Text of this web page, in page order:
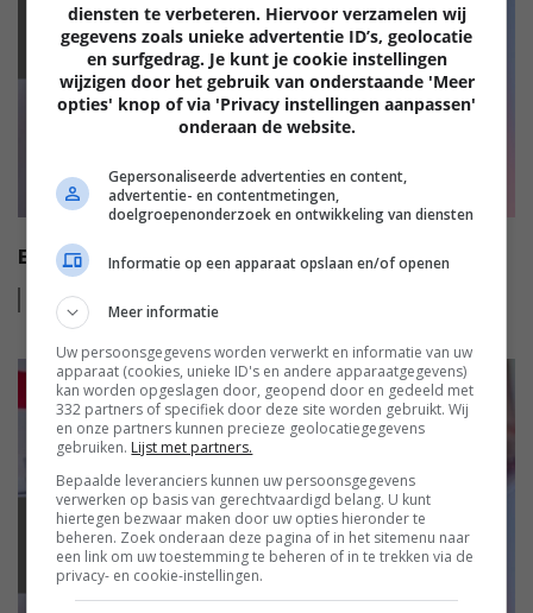
EISA HI-FI AWARDS 2022-2023
Leesmeer
diensten te verbeteren. Hiervoor verzamelen wij
gegevens zoals unieke advertentie ID’s, geolocatie
en surfgedrag. Je kunt je cookie instellingen
wijzigen door het gebruik van onderstaande 'Meer
opties' knop of via 'Privacy instellingen aanpassen'
onderaan de website.
Gepersonaliseerde advertenties en content,
advertentie- en contentmetingen,
doelgroepenonderzoek en ontwikkeling van diensten
Informatie op een apparaat opslaan en/of openen
Meer informatie
Uw persoonsgegevens worden verwerkt en informatie van uw
apparaat (cookies, unieke ID's en andere apparaatgegevens)
kan worden opgeslagen door, geopend door en gedeeld met
332 partners of specifiek door deze site worden gebruikt. Wij
en onze partners kunnen precieze geolocatiegegevens
gebruiken. Lijst met partners.
Bepaalde leveranciers kunnen uw persoonsgegevens
verwerken op basis van gerechtvaardigd belang. U kunt
hiertegen bezwaar maken door uw opties hieronder te
beheren. Zoek onderaan deze pagina of in het sitemenu naar
een link om uw toestemming te beheren of in te trekken via de
privacy- en cookie-instellingen.